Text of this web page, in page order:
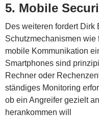
5. Mobile
Des weiteren fordert Dirk
Schutzmechanismen wie
mobile Kommunikation
Smartphones sind
Rechner oder
ständiges Monitoring
ob ein Angreifer gezielt
herankommen will